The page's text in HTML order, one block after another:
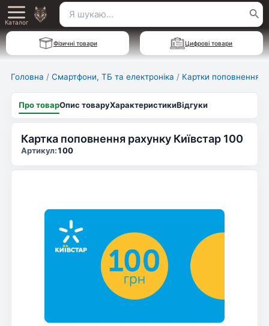
Перейти
до
вмісту
Main
Menu
Каталог
Пошук
для:
Фізичні товари Цифрові товари
Головна / Смартфони, ТБ та електроніка / Картки поповнення
Про товарОпис товаруХарактеристикиВідгуки
Картка поповнення рахунку Київстар 100
Артикул:100